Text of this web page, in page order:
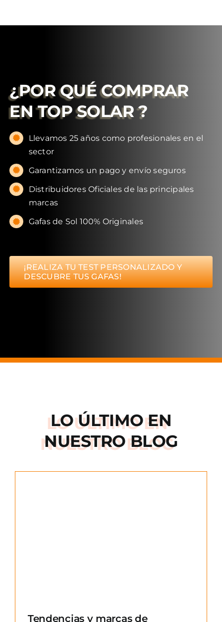
¿POR QUÉ COMPRAR
EN TOP SOLAR ?
Llevamos 25 años como profesionales en el
sector
Garantizamos un pago y envío seguros
Distribuidores Oficiales de las principales
marcas
Gafas de Sol 100% Originales
¡REALIZA TU TEST PERSONALIZADO Y
DESCUBRE TUS GAFAS!
LO ÚLTIMO EN
NUESTRO BLOG
Tendencias y marcas de